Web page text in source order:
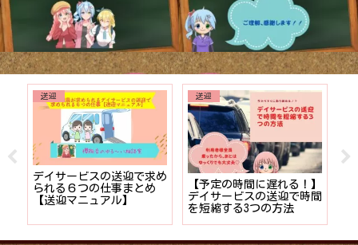
送迎
デイサービスの送迎で求め
られる６つの仕事まとめ
【送迎マニュアル】
送迎
【予定の時間に遅れる！】
デイサービスの送迎で時間
を短縮する3つの方法